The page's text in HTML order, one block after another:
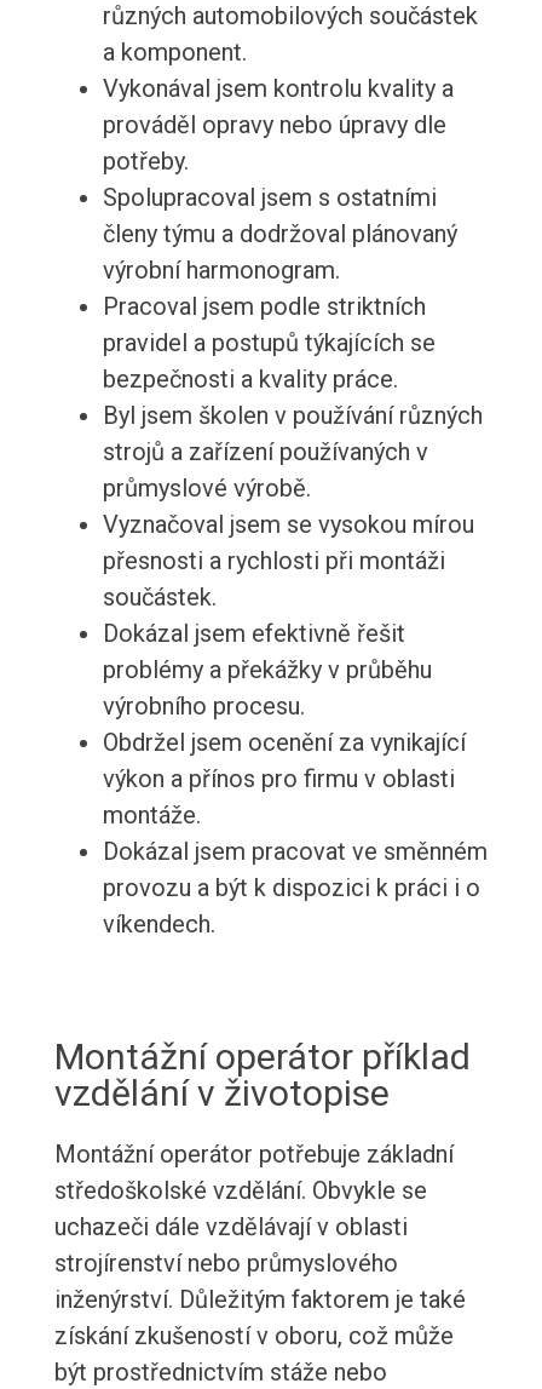
různých automobilových součástek
a komponent.
Vykonával jsem kontrolu kvality a
prováděl opravy nebo úpravy dle
potřeby.
Spolupracoval jsem s ostatními
členy týmu a dodržoval plánovaný
výrobní harmonogram.
Pracoval jsem podle striktních
pravidel a postupů týkajících se
bezpečnosti a kvality práce.
Byl jsem školen v používání různých
strojů a zařízení používaných v
průmyslové výrobě.
Vyznačoval jsem se vysokou mírou
přesnosti a rychlosti při montáži
součástek.
Dokázal jsem efektivně řešit
problémy a překážky v průběhu
výrobního procesu.
Obdržel jsem ocenění za vynikající
výkon a přínos pro firmu v oblasti
montáže.
Dokázal jsem pracovat ve směnném
provozu a být k dispozici k práci i o
víkendech.
Montážní operátor příklad
vzdělání v životopise
Montážní operátor potřebuje základní
středoškolské vzdělání. Obvykle se
uchazeči dále vzdělávají v oblasti
strojírenství nebo průmyslového
inženýrství. Důležitým faktorem je také
získání zkušeností v oboru, což může
být prostřednictvím stáže nebo